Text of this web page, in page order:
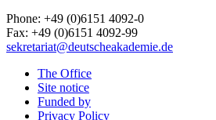
Phone: +49 (0)6151 4092-0
Fax: +49 (0)6151 4092-99
sekretariat@deutscheakademie.de
The Office
Site notice
Funded by
Privacy Policy